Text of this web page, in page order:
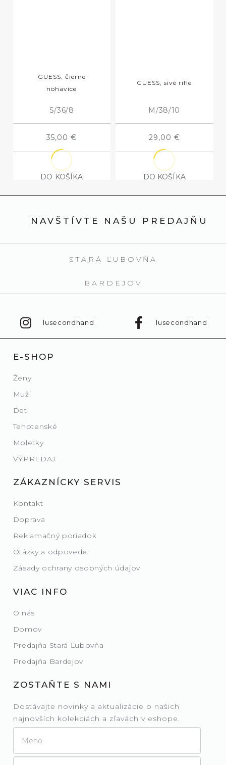
GUESS, čierne
nohavice
S/36/8
35,00€
DO KOŠÍKA
GUESS, sivé rifle
M/38/10
29,00 €
DO KOŠÍKA
NAVŠTÍVTE NAŠU PREDAJŇU
STARÁ ĽUBOVŇA
BARDEJOV
lusecondhand lusecondhand
E-SHOP
Ženy
Muži
Deti
Tehotenské
Moletky
VÝPREDAJ
ZÁKAZNÍCKY SERVIS
Kontakt
Doprava
Reklamačný poriadok
Otázky a odpovede
Zásady ochrany osobných údajov
VIAC INFO
O nás
Domov
Predajňa Stará Ľubovňa
Predajňa Bardejov
ZOSTAŇTE S NAMI
Dostávajte novinky a aktualizácie o našich
najnovších kolekciách a zľavách v eshope.